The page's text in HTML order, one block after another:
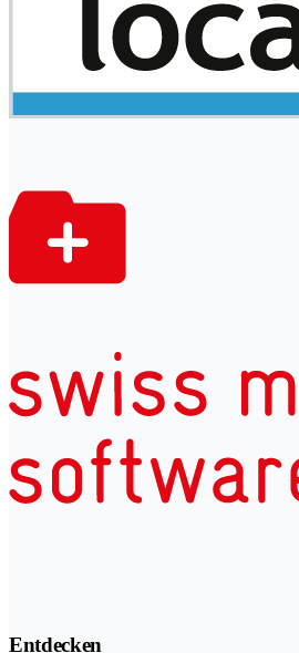
Entdecken